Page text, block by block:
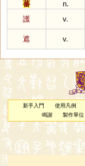
蕃
n.
護
v.
遮
v.
新手入門 使用凡例
鳴謝
製作單位